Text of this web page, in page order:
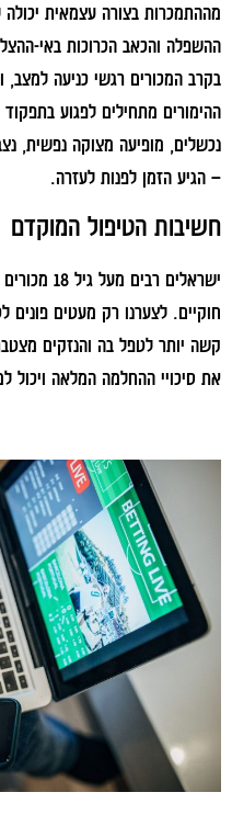
מההתמכרות בצורה עצמאית
ההשפלה והכאב הכרוכות באי-
בקרב המכורים רגשי כניעה
ההימורים מתחילים לפגוע בתפקוד
נכשלים, מופיעה מצוקה נפשית,
– הגיע הזמן לפנות לעזרה.
חשיבות הטיפול המוקדם
ישראלים
חוקיים. לצערנו רק מעטים
קשה יותר לטפל בה והנזקים
את סיכויי ההחלמה המלאה ויכול